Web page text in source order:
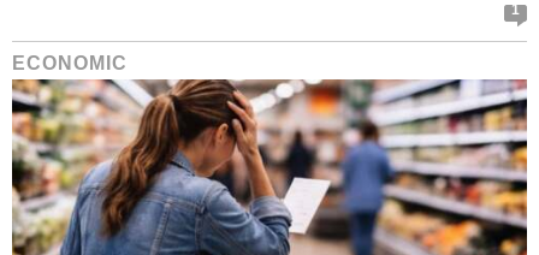
1
ECONOMIC